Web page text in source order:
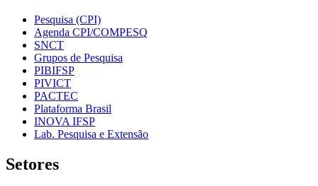
Pesquisa (CPI)
Agenda CPI/COMPESQ
SNCT
Grupos de Pesquisa
PIBIFSP
PIVICT
PACTEC
Plataforma Brasil
INOVA IFSP
Lab. Pesquisa e Extensão
Setores